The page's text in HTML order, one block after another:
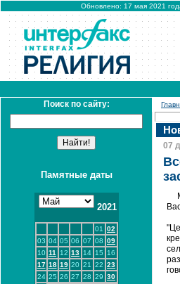
Обновлено: 17 мая 2021
Поиск по сайту:
Памятные даты
2021
01
02
03 04 05 06 07 08 09
10 11 12 13 14 15
16
17 18 19 20 21 22 23
24 25 26 27 28 29 30
07